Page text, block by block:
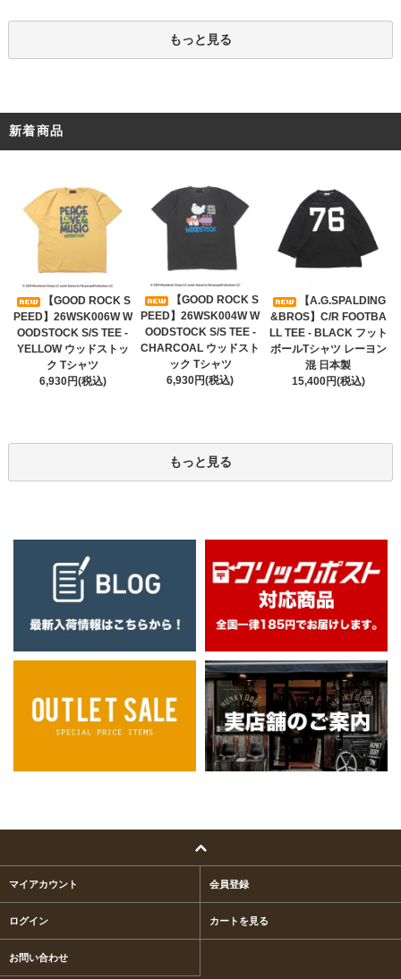
もっと見る
新着商品
【GOOD ROCK S
PEED】26WSK006W W
OODSTOCK S/S TEE -
YELLOW ウッドストッ
ク Tシャツ
6,930円(税込)
【GOOD ROCK S
PEED】26WSK004W W
OODSTOCK S/S TEE -
CHARCOAL ウッドスト
ック Tシャツ
6,930円(税込)
【A.G.SPALDING
&BROS】C/R FOOTBA
LL TEE - BLACK フット
ボールTシャツ レーヨン
混 日本製
15,400円(税込)
もっと見る
マイアカウント 会員登録
ログイン カートを見る
お問い合わせ